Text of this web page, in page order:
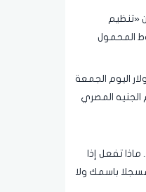
«تنظيم
المحمول
اليوم الجمعة
تفعل إذا
باسمك ولا